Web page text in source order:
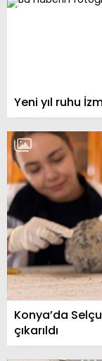
Yeni yıl ruhu
Konya’da
çıkarıldı